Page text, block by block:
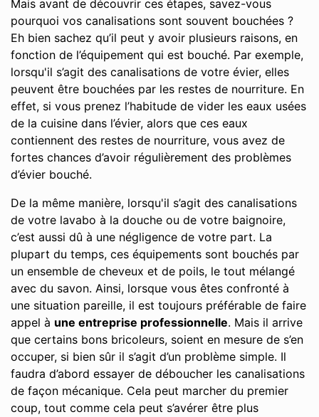
Mais avant de découvrir ces étapes, savez-vous
pourquoi vos canalisations sont souvent bouchées ?
Eh bien sachez qu’il peut y avoir plusieurs raisons, en
fonction de l’équipement qui est bouché. Par exemple,
lorsqu'il s’agit des canalisations de votre évier, elles
peuvent être bouchées par les restes de nourriture. En
effet, si vous prenez l’habitude de vider les eaux usées
de la cuisine dans l’évier, alors que ces eaux
contiennent des restes de nourriture, vous avez de
fortes chances d’avoir régulièrement des problèmes
d’évier bouché.
De la même manière, lorsqu'il s’agit des canalisations
de votre lavabo à la douche ou de votre baignoire,
c’est aussi dû à une négligence de votre part. La
plupart du temps, ces équipements sont bouchés par
un ensemble de cheveux et de poils, le tout mélangé
avec du savon. Ainsi, lorsque vous êtes confronté à
une situation pareille, il est toujours préférable de faire
appel à une entreprise professionnelle. Mais il arrive
que certains bons bricoleurs, soient en mesure de s’en
occuper, si bien sûr il s’agit d’un problème simple. Il
faudra d’abord essayer de déboucher les canalisations
de façon mécanique. Cela peut marcher du premier
coup, tout comme cela peut s’avérer être plus